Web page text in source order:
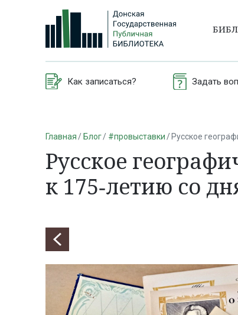
Как записаться? Задать
Главная Блог #провыставки Русское
Русское
к 175‑летию со